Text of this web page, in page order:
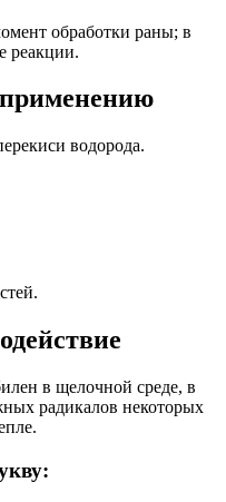
обработки раны; в
реакции.
водорода.
в щелочной среде, в
радикалов некоторых